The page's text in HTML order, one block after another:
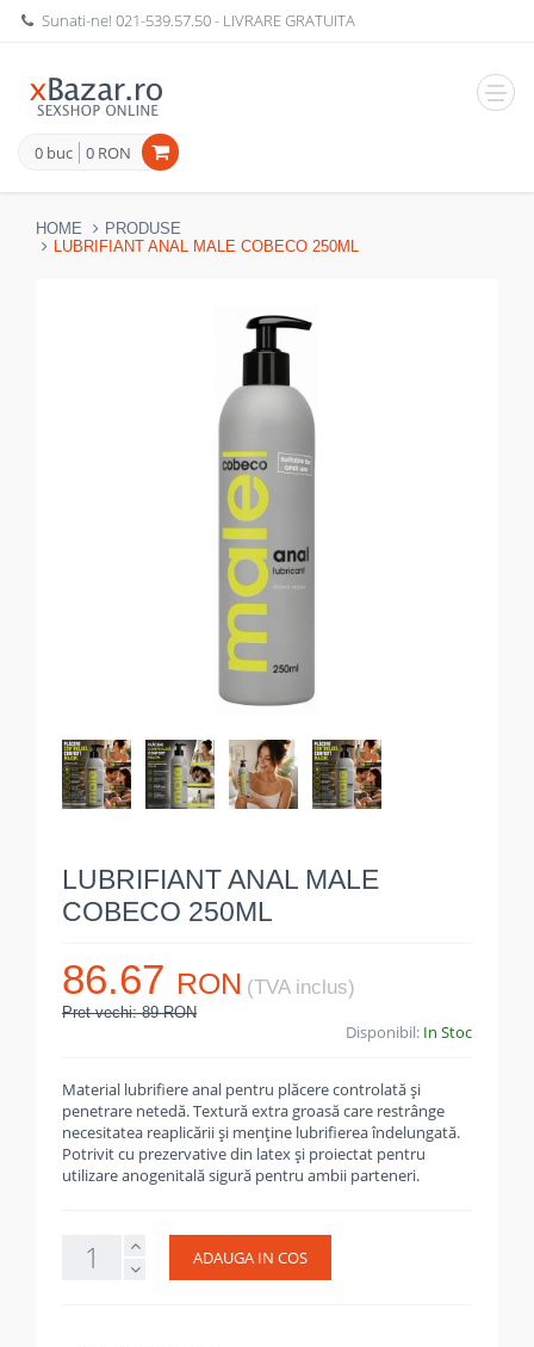
Sunati-ne!021-539.57.50- LIVRARE GRATUITA
0 buc 0 RON
HOME
PRODUSE
LUBRIFIANT ANAL MALE COBECO 250ML
LUBRIFIANT ANAL MALE
COBECO 250ML
86.67 RON (TVA inclus)
Pret vechi: 89 RON
Disponibil: In Stoc
Material lubrifiere anal pentru plăcere controlată și
penetrare netedă. Textură extra groasă care restrânge
necesitatea reaplicării și menține lubrifierea îndelungată.
Potrivit cu prezervative din latex și proiectat pentru
utilizare anogenitală sigură pentru ambii parteneri.
ADAUGA IN COS